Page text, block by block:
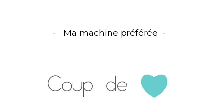
Ma machine préférée